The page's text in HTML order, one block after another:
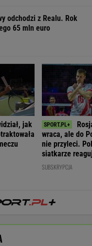
odchodzi z Realu. Rok
65 mln euro
jak
wraca, ale do
nie przyleci.
siatkarze
rozumiem"
SUBSKRYPCJA